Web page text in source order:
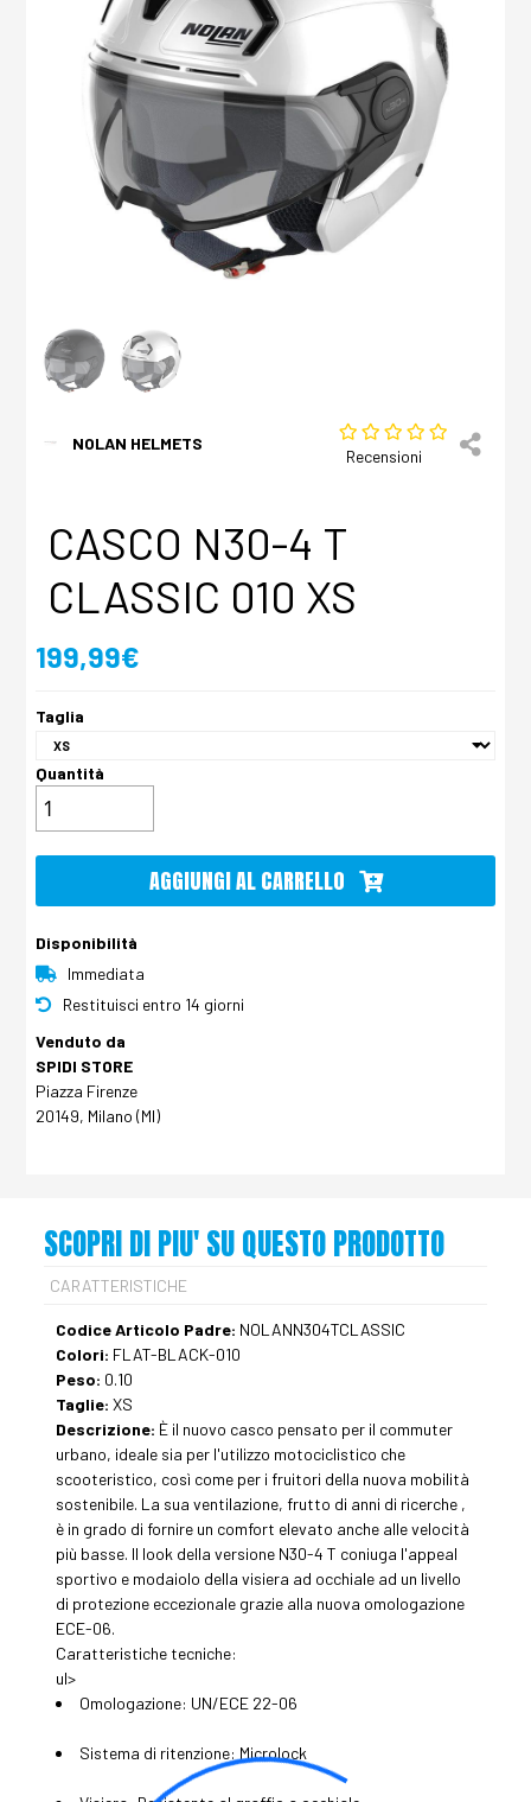
NOLAN HELMETS
Recensioni
CASCO N30-4 T
CLASSIC 010 XS
199,99€
Taglia
Quantità
AGGIUNGI AL CARRELLO
Disponibilità
Immediata
Restituisci entro 14 giorni
Venduto da
SPIDI STORE
Piazza Firenze
20149, Milano (MI)
SCOPRI DI PIU' SU QUESTO PRODOTTO
CARATTERISTICHE
Codice Articolo Padre: NOLANN304TCLASSIC
Colori: FLAT-BLACK-010
Peso: 0.10
Taglie:XS
Descrizione: È il nuovo casco pensato per il commuter
urbano, ideale sia per l'utilizzo motociclistico che
scooteristico, così come per i fruitori della nuova mobilità
sostenibile. La sua ventilazione, frutto di anni di ricerche ,
è in grado di fornire un comfort elevato anche alle velocità
più basse. Il look della versione N30-4 T coniuga l'appeal
sportivo e modaiolo della visiera ad occhiale ad un livello
di protezione eccezionale grazie alla nuova omologazione
ECE-06.
Caratteristiche tecniche:
ul>
Omologazione: UN/ECE 22-06
Sistema di ritenzione: Microlock